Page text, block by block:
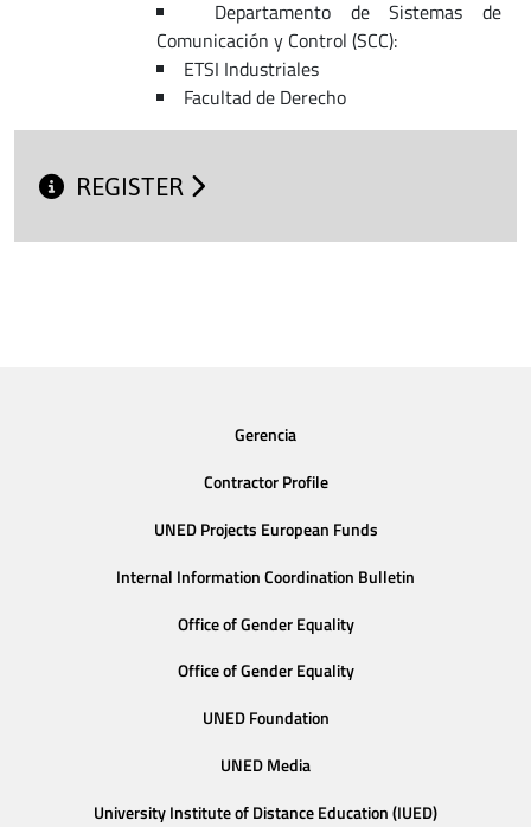
Departamento de Sistemas de
Comunicación y Control (SCC):
ETSI Industriales
Facultad de Derecho
REGISTER
Gerencia
Contractor Profile
UNED Projects European Funds
Internal Information Coordination Bulletin
Office of Gender Equality
Office of Gender Equality
UNED Foundation
UNED Media
University Institute of Distance Education (IUED)